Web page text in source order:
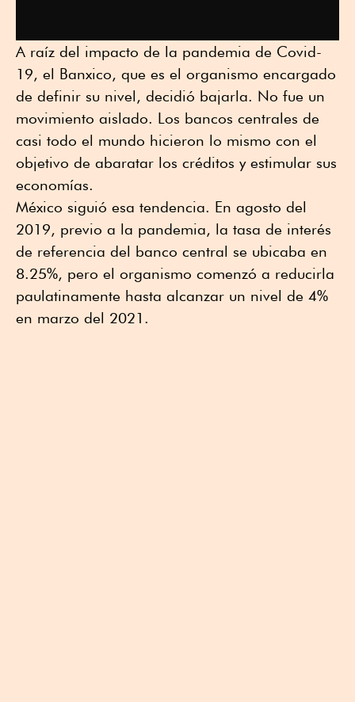
A raíz del impacto de la pandemia de Covid-
19, el Banxico, que es el organismo encargado
de definir su nivel, decidió bajarla. No fue un
movimiento aislado. Los bancos centrales de
casi todo el mundo hicieron lo mismo con el
objetivo de abaratar los créditos y estimular sus
economías.
México siguió esa tendencia. En agosto del
2019, previo a la pandemia, la tasa de interés
de referencia del banco central se ubicaba en
8.25%, pero el organismo comenzó a reducirla
paulatinamente hasta alcanzar un nivel de 4%
en marzo del 2021.